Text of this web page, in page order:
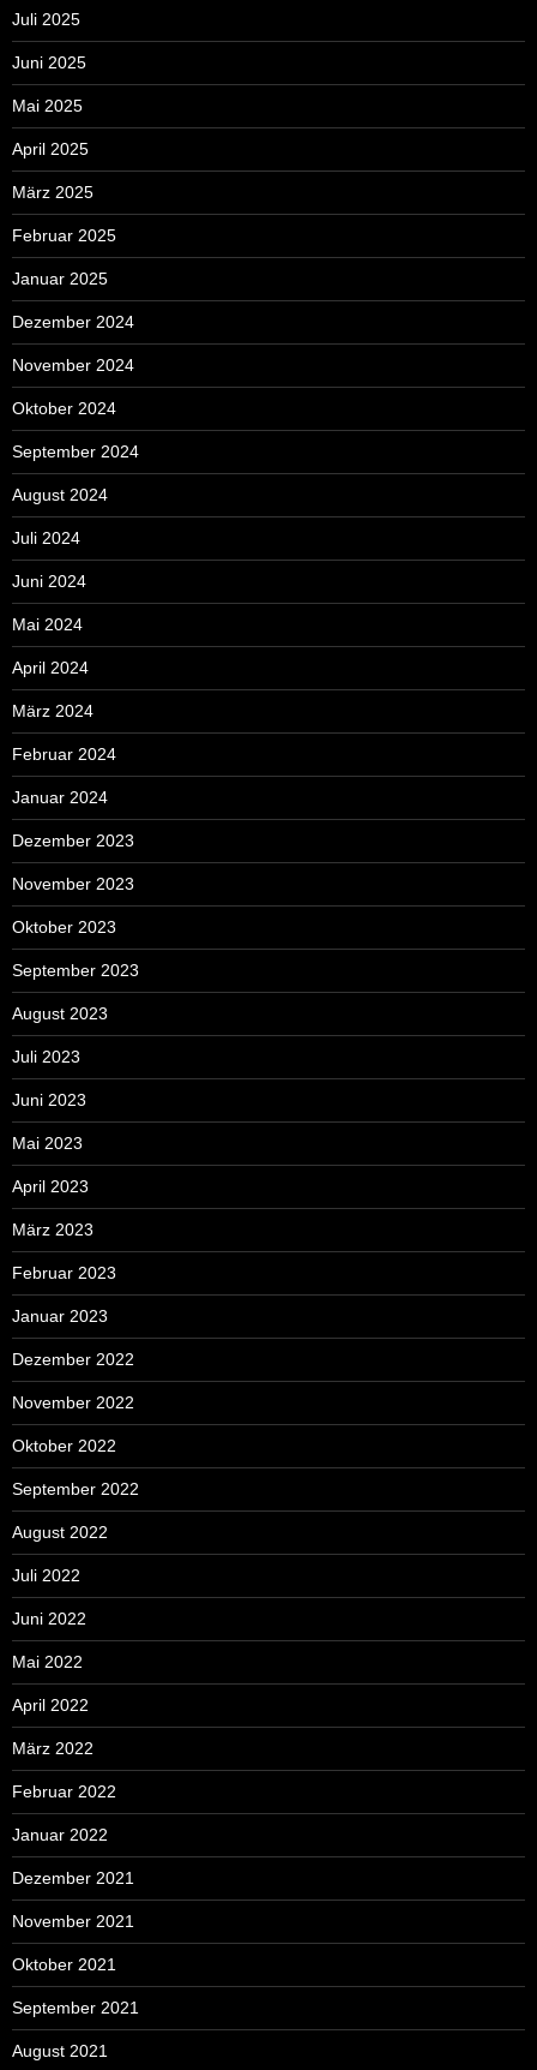
Juli 2025
Juni 2025
Mai 2025
April 2025
März 2025
Februar 2025
Januar 2025
Dezember 2024
November 2024
Oktober 2024
September 2024
August 2024
Juli 2024
Juni 2024
Mai 2024
April 2024
März 2024
Februar 2024
Januar 2024
Dezember 2023
November 2023
Oktober 2023
September 2023
August 2023
Juli 2023
Juni 2023
Mai 2023
April 2023
März 2023
Februar 2023
Januar 2023
Dezember 2022
November 2022
Oktober 2022
September 2022
August 2022
Juli 2022
Juni 2022
Mai 2022
April 2022
März 2022
Februar 2022
Januar 2022
Dezember 2021
November 2021
Oktober 2021
September 2021
August 2021